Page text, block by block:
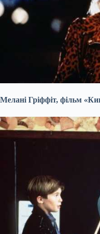
Мелані Гріффіт, фільм